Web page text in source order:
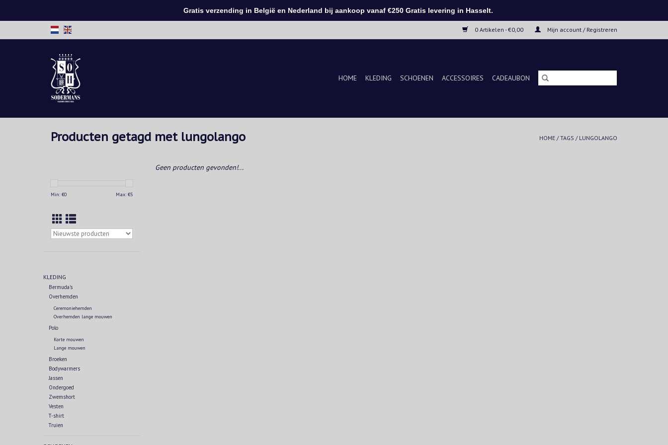
0 Artikelen - €0,00 Mijn account / Registreren
HOME KLEDING SCHOENEN ACCESSOIRES CADEAUBON
Producten getagd met lungolango HOME /TAGS / LUNGOLANGO
Min: €0 Max: €5
KLEDING
Bermuda's
Overhemden
Ceremoniehemden
Overhemden lange mouwen
Polo
Korte mouwen
Lange mouwen
Broeken
Bodywarmers
Jassen
Ondergoed
Zwemshort
Vesten
T-shirt
Truien
Geen producten gevonden!...
Gratis verzending in België en Nederland bij aankoop vanaf €250 Gratis levering in Hasselt.